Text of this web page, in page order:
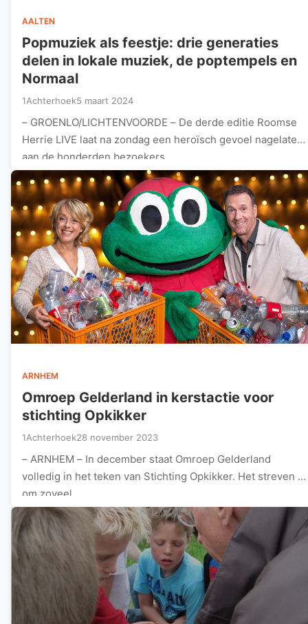
AALTEN
Popmuziek als feestje: drie generaties
delen in lokale muziek, de poptempels en
Normaal
1Achterhoek5 maart 2024
– GROENLO/LICHTENVOORDE – De derde editie Roomse
Herrie LIVE laat na zondag een heroïsch gevoel nagelaten
aan de honderden bezoekers…
ARNHEM
Omroep Gelderland in kerstactie voor
stichting Opkikker
1Achterhoek28 november 2023
– ARNHEM – In december staat Omroep Gelderland
volledig in het teken van Stichting Opkikker. Het streven is
om zoveel…